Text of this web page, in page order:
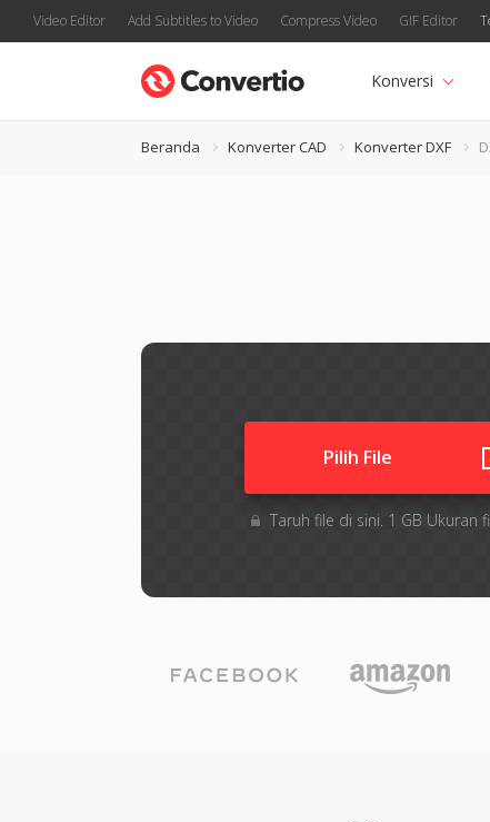
Video Editor Add Subtitles to Video Compress Video GIF Editor
Konversi
Beranda Konverter CAD Konverter DXF
Pilih File
Taruh file di sini. 1 GB Ukuran